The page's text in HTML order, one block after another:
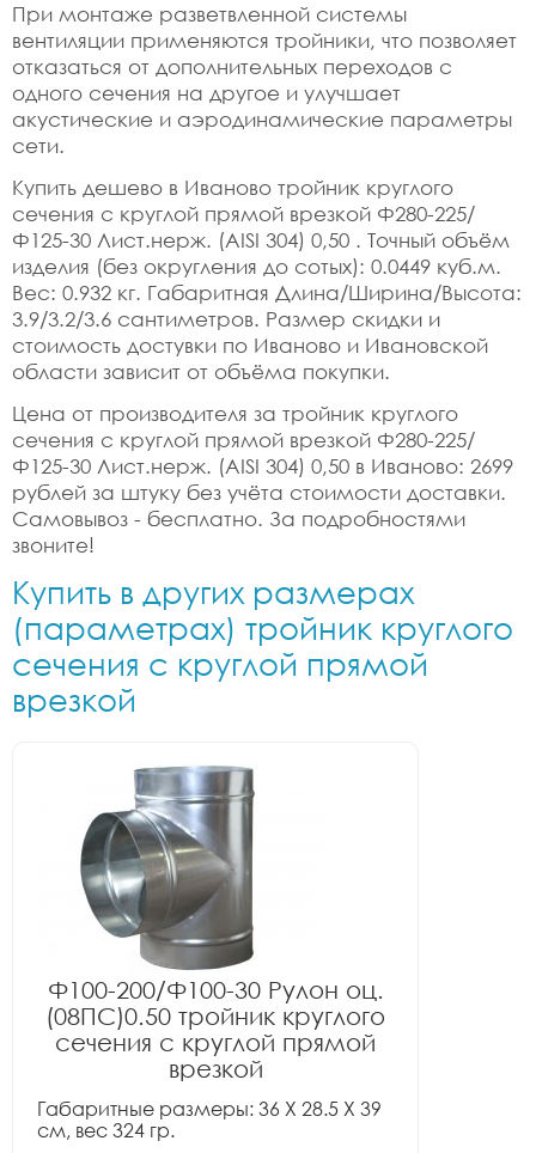
При монтаже разветвленной системы
вентиляции применяются тройники, что позволяет
отказаться от дополнительных переходов с
одного сечения на другое и улучшает
акустические и аэродинамические параметры
сети.
Купить дешево в Иваново тройник круглого
сечения с круглой прямой врезкой Ф280-225/
Ф125-30 Лист.нерж. (AISI 304) 0,50 . Точный объём
изделия (без округления до сотых): 0.0449 куб.м.
Вес: 0.932 кг. Габаритная Длина/Ширина/Высота:
3.9/3.2/3.6 сантиметров. Размер скидки и
стоимость достувки по Иваново и Ивановской
области зависит от объёма покупки.
Цена от производителя за тройник круглого
сечения с круглой прямой врезкой Ф280-225/
Ф125-30 Лист.нерж. (AISI 304) 0,50 в Иваново: 2699
рублей за штуку без учёта стоимости доставки.
Самовывоз - бесплатно. За подробностями
звоните!
Купить в других размерах
(параметрах) тройник круглого
сечения с круглой прямой
врезкой
Ф100-200/Ф100-30 Рулон оц.
(08ПС)0.50 тройник круглого
сечения с круглой прямой
врезкой
Габаритные размеры: 36 X 28.5 X 39
см, вес 324 гр.